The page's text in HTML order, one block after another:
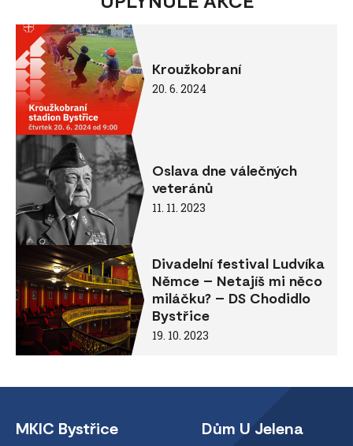
Kroužkobraní
20. 6. 2024
Oslava dne válečných
veteránů
11. 11. 2023
Divadelní festival Ludvíka
Němce – Netajíš mi něco
miláčku? – DS Chodidlo
Bystřice
19. 10. 2023
MKIC Bystřice Dům U Jelena